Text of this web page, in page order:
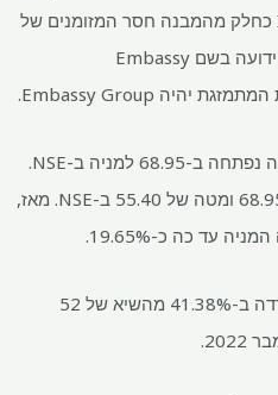
אמבססי, יחליפו מניות עם IBREL כחלק מהמבנה חסר המזומנים של
המיזוג. החברה שהצטרפה תהיה ידועה בשם Embassy
ביום המסחר של יום שלישי, המניה נפתחה ב-68.95 למניה ב-NSE.
ומטה של
55.40 ב-NSE. מאז,
עד כה כ-19.65%.
על פי נתוני trendlyne, המניה ירדה ב-41.38% מהשיא של 52